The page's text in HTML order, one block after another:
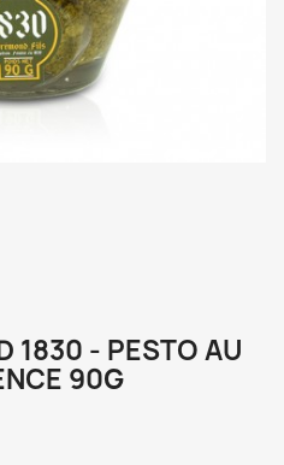
1830 - PESTO AU
90G